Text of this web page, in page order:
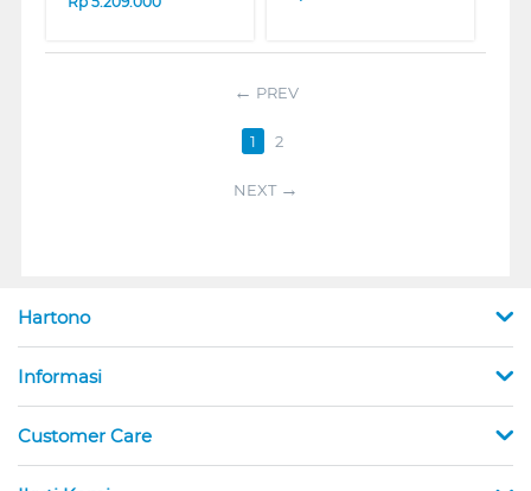
PREV
1 2
NEXT
Hartono
Informasi
Customer Care